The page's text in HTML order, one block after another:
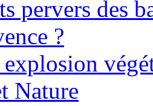
pervers des
?
Nature